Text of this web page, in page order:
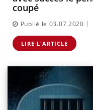
coupé
Publié le 03.07.2020 |
LIRE L'ARTICLE